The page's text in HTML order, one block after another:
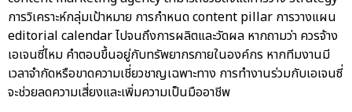
การวิเคราะห์กลุ่มเป้าหมาย การกำหนด content pillar การวางแผน
editorial calendar ไปจนถึงการผลิตและวัดผล หากถามว่า ควรจ้าง
เอเจนซี่ไหม คำตอบขึ้นอยู่กับทรัพยากรภายในองค์กร หากทีมงานมี
เวลาจำกัดหรือขาดความเชี่ยวชาญเฉพาะทาง การทำงานร่วมกับเอเจนซี่
จะช่วยลดความเสี่ยงและเพิ่มความเป็นมืออาชีพ